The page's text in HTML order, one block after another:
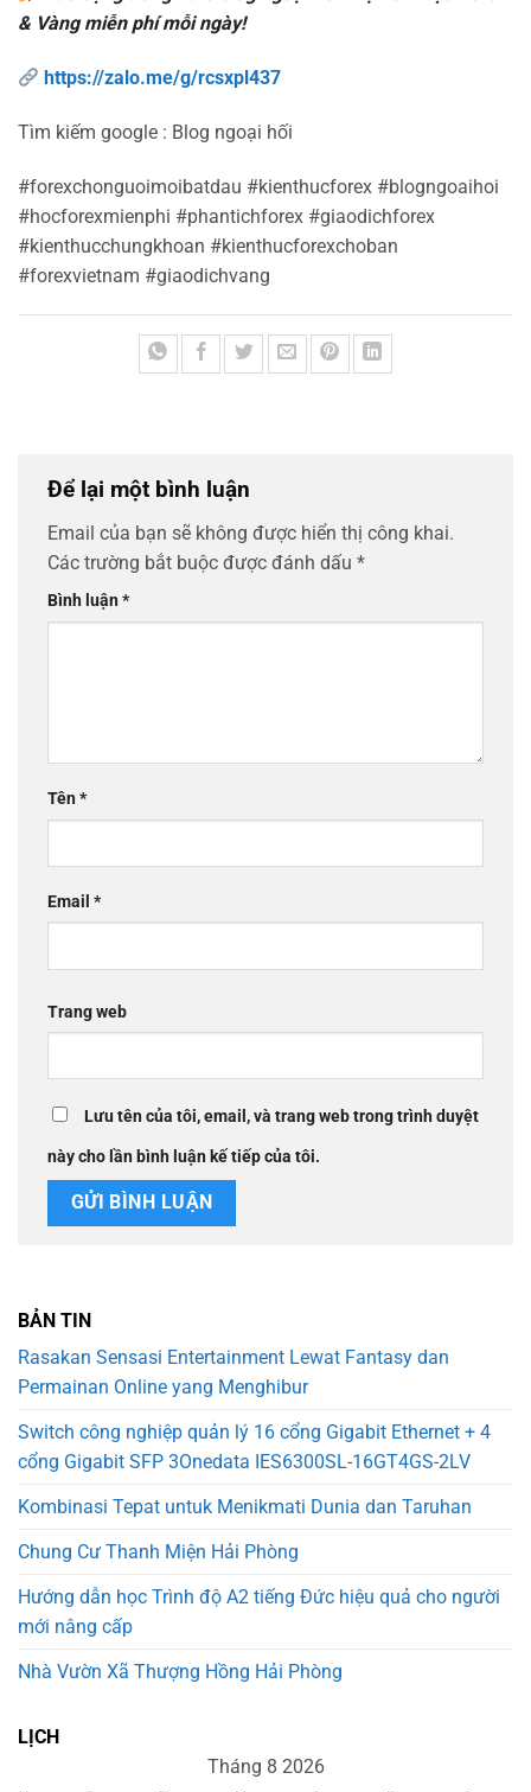
& Vàng miễn phí mỗi ngày!
https://zalo.me/g/rcsxpl437
Tìm kiếm google : Blog ngoại hối
#forexchonguoimoibatdau #kienthucforex #blogngoaihoi
#hocforexmienphi #phantichforex #giaodichforex
#kienthucchungkhoan #kienthucforexchoban
#forexvietnam #giaodichvang
Để lại một bình luận
Email của bạn sẽ không được hiển thị công khai.
Các trường bắt buộc được đánh dấu *
Bình luận*
Tên*
Email *
Trang web
Lưu tên của tôi, email, và trang web trong trình duyệt
này cho lần bình luận kế tiếp của tôi.
BẢN TIN
Rasakan Sensasi Entertainment Lewat Fantasy dan
Permainan Online yang Menghibur
Switch công nghiệp quản lý 16 cổng Gigabit Ethernet + 4
cổng Gigabit SFP 3Onedata IES6300SL-16GT4GS-2LV
Kombinasi Tepat untuk Menikmati Dunia dan Taruhan
Chung Cư Thanh Miện Hải Phòng
Hướng dẫn học Trình độ A2 tiếng Đức hiệu quả cho người
mới nâng cấp
Nhà Vườn Xã Thượng Hồng Hải Phòng
LỊCH
Tháng 8 2026